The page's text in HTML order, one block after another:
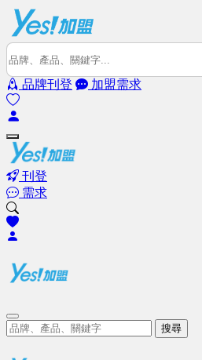
品牌刊登 加盟需求
刊登
需求
搜尋